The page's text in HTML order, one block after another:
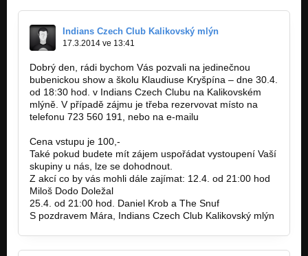
Indians Czech Club Kalikovský mlýn
17.3.2014 ve 13:41
Dobrý den, rádi bychom Vás pozvali na jedinečnou
bubenickou show a školu Klaudiuse Kryšpína – dne 30.4.
od 18:30 hod. v Indians Czech Clubu na Kalikovském
mlýně. V případě zájmu je třeba rezervovat místo na
telefonu 723 560 191, nebo na e-mailu
Cena vstupu je 100,-
Také pokud budete mít zájem uspořádat vystoupení Vaší
skupiny u nás, lze se dohodnout.
Z akcí co by vás mohli dále zajímat: 12.4. od 21:00 hod
Miloš Dodo Doležal
25.4. od 21:00 hod. Daniel Krob a The Snuf
S pozdravem Mára, Indians Czech Club Kalikovský mlýn